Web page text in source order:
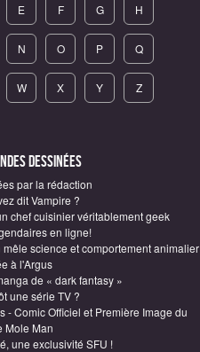
E F G H
N O P Q
W X Y Z
Dessinées
par la rédaction
dit Vampire ?
chef cuisinier véritablement geek
en ligne!
science et comportement animalier
à l'Argus
de « dark fantasy »
une série TV ?
- Comic Officiel et Première Image du
Mole Man
une exclusivité SFU !